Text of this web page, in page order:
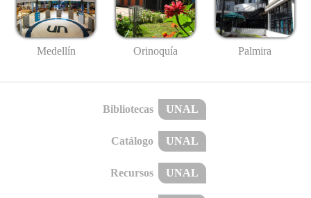
Medellín Orinoquía Palmira
Bibliotecas UNAL
Catálogo UNAL
Recursos UNAL